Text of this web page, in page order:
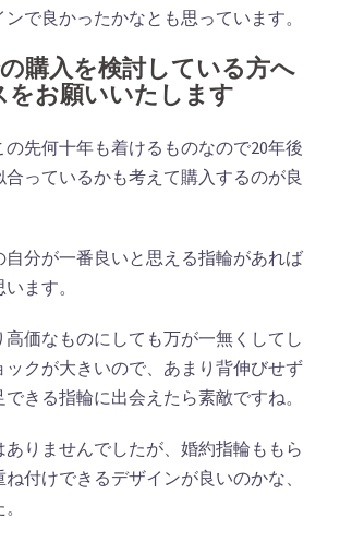
で良かったかなとも思っています。
購入を検討している方へ
をお願いいたします
先何十年も着けるものなので20年後
っているかも考えて購入するのが良
自分が一番良いと思える指輪があれば
ます。
高価なものにしても万が一無くしてし
ックが大きいので、あまり背伸びせず
きる指輪に出会えたら素敵ですね。
りませんでしたが、婚約指輪ももら
付けできるデザインが良いのかな、